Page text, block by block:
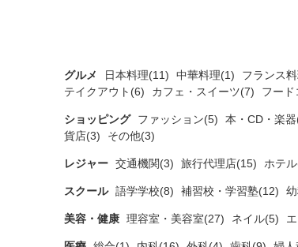
グルメ 日本料理(11) 中華料理(1) フランス
テイクアウト(6)
カフェ・スイーツ(7) フード
ショッピング ファッション(5) 本・CD・楽
貨店(3)
その他(3)
レジャー 交通機関(3) 旅行代理店(15) ホテ
スクール 語学学校(8) 補習校・学習塾(12)
美容・健康 理容室・美容室(27) ネイル(5)